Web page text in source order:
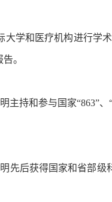
学和医疗机构进行学
。
持和参与国家“863”
先后获得国家和省部